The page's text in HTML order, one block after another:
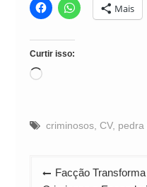
Mais
Curtir isso:
Carregando...
criminosos, CV, pedra
Navegação
Facção